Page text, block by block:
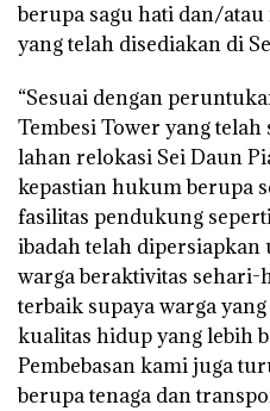
berupa sagu hati dan/
yang telah disediakan di
“Sesuai dengan
Tembesi Tower yang
lahan relokasi Sei Daun
kepastian hukum berupa
fasilitas pendukung
ibadah telah
warga beraktivitas sehari-
terbaik supaya warga
kualitas hidup yang lebih
Pembebasan kami juga
berupa tenaga dan